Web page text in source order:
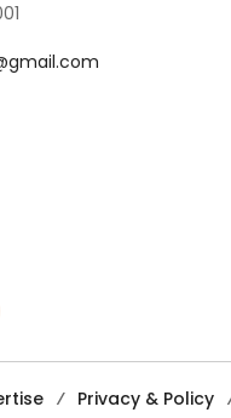
Privacy & Policy